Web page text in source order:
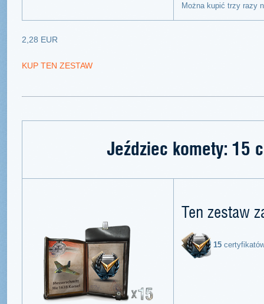
Można kupić trzy razy
2,28 EUR
KUP TEN ZESTAW
Jeździec komety: 15
Ten zestaw
15